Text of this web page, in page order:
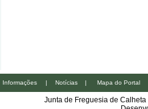
Informações | Notícias | Mapa do Portal
Junta de Freguesia de